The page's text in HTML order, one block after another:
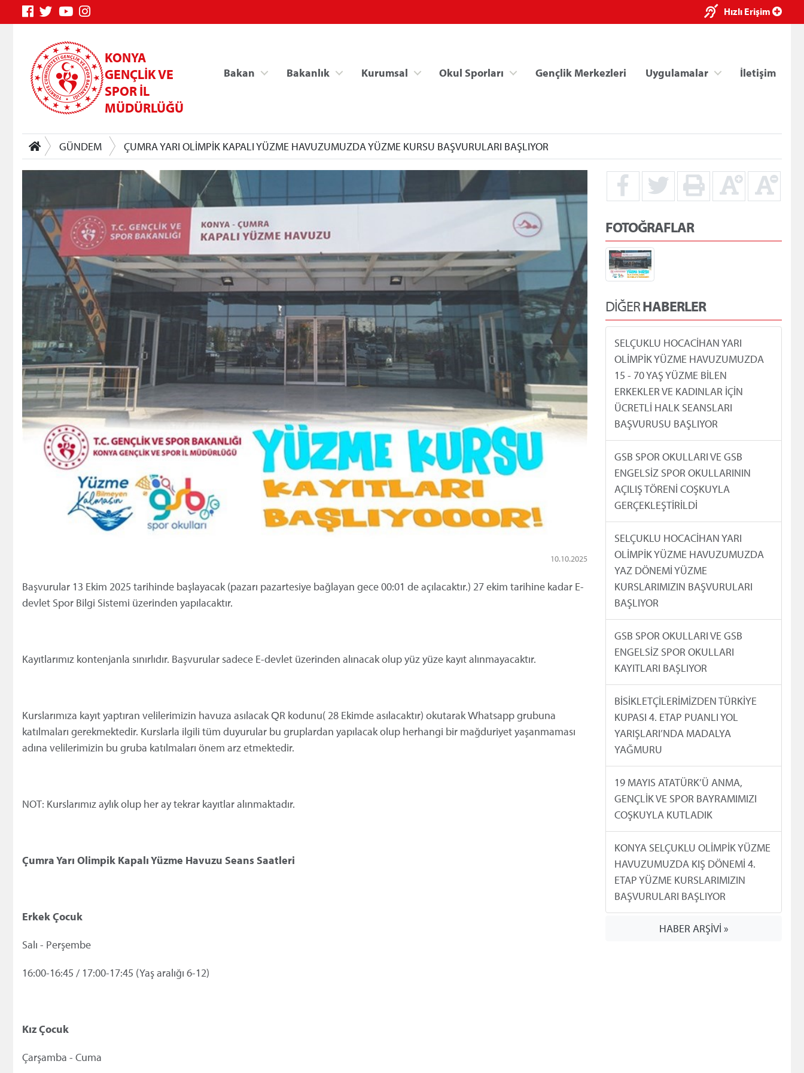
Hızlı Erişim
KONYA
GENÇLİK VE
SPOR İL
MÜDÜRLÜĞÜ
Bakan Bakanlık Kurumsal Okul Sporları Gençlik Merkezleri Uygulamalar İletişim
GÜNDEM ÇUMRA YARI OLİMPİK KAPALI YÜZME HAVUZUMUZDA YÜZME KURSU BAŞVURULARI BAŞLIYOR
10.10.2025
Başvurular 13 Ekim 2025 tarihinde başlayacak (pazarı pazartesiye bağlayan gece 00:01 de açılacaktır.) 27 ekim tarihine kadar E-
devlet Spor Bilgi Sistemi üzerinden yapılacaktır.
Kayıtlarımız kontenjanla sınırlıdır. Başvurular sadece E-devlet üzerinden alınacak olup yüz yüze kayıt alınmayacaktır.
Kurslarımıza kayıt yaptıran velilerimizin havuza asılacak QR kodunu( 28 Ekimde asılacaktır) okutarak Whatsapp grubuna
katılmaları gerekmektedir. Kurslarla ilgili tüm duyurular bu gruplardan yapılacak olup herhangi bir mağduriyet yaşanmaması
adına velilerimizin bu gruba katılmaları önem arz etmektedir.
NOT: Kurslarımız aylık olup her ay tekrar kayıtlar alınmaktadır.
Çumra Yarı Olimpik Kapalı Yüzme Havuzu Seans Saatleri
Erkek Çocuk
Salı - Perşembe
16:00-16:45 / 17:00-17:45 (Yaş aralığı 6-12)
KızÇocuk
Çarşamba - Cuma
FOTOĞRAFLAR
DİĞERHABERLER
SELÇUKLU HOCACİHAN YARI
OLİMPİK YÜZME HAVUZUMUZDA
15 - 70 YAŞ YÜZME BİLEN
ERKEKLER VE KADINLAR İÇİN
ÜCRETLİ HALK SEANSLARI
BAŞVURUSU BAŞLIYOR
GSB SPOR OKULLARI VE GSB
ENGELSİZ SPOR OKULLARININ
AÇILIŞ TÖRENİ COŞKUYLA
GERÇEKLEŞTİRİLDİ
SELÇUKLU HOCACİHAN YARI
OLİMPİK YÜZME HAVUZUMUZDA
YAZ DÖNEMİ YÜZME
KURSLARIMIZIN BAŞVURULARI
BAŞLIYOR
GSB SPOR OKULLARI VE GSB
ENGELSİZ SPOR OKULLARI
KAYITLARI BAŞLIYOR
BİSİKLETÇİLERİMİZDEN TÜRKİYE
KUPASI 4. ETAP PUANLI YOL
YARIŞLARI’NDA MADALYA
YAĞMURU
19 MAYIS ATATÜRK’Ü ANMA,
GENÇLİK VE SPOR BAYRAMIMIZI
COŞKUYLA KUTLADIK
KONYA SELÇUKLU OLİMPİK YÜZME
HAVUZUMUZDA KIŞ DÖNEMİ 4.
ETAP YÜZME KURSLARIMIZIN
BAŞVURULARI BAŞLIYOR
HABER ARŞİVİ »
×
Genç Bilgi Sistemi Kredi/Yurt İşlemleri